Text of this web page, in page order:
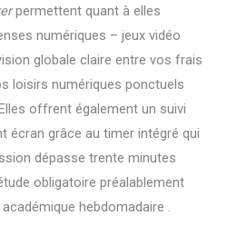
permettent quant à elles
numériques – jeux vidéo
globale claire entre vos frais
loisirs numériques ponctuels
offrent également un suivi
écran grâce au timer intégré qui
dépasse trente minutes
obligatoire préalablement
hebdomadaire .